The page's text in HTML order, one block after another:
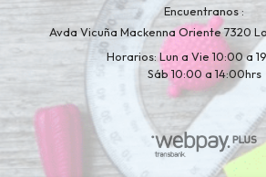
Encuentranos
Avda Vicuña Mackenna Oriente 7320
Horarios: Lun a Vie 10:00 a
Sáb 10:00 a 14:00hrs